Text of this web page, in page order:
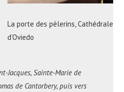
La porte des pèlerins, Cathédrale
d’Oviedo
Jacques, Sainte-Marie de
de Cantorbery, puis vers